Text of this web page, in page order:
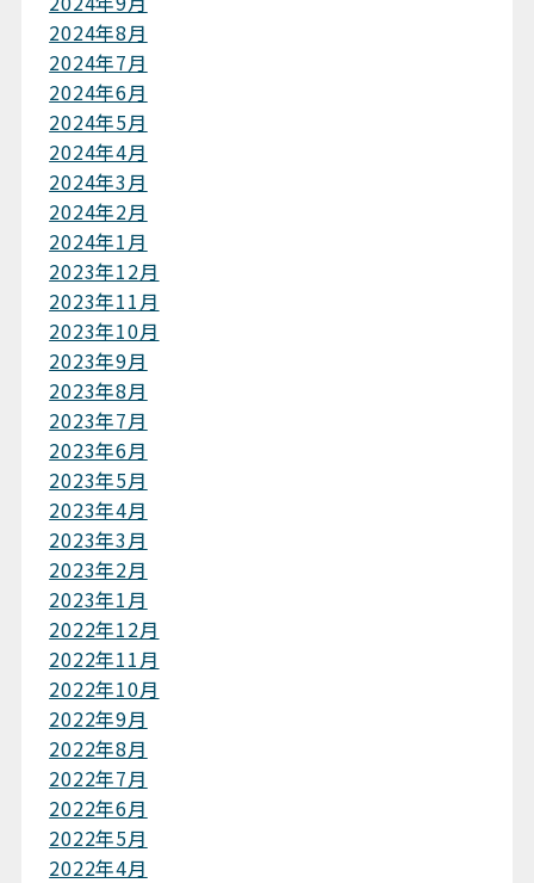
2024年8月
2024年7月
2024年6月
2024年5月
2024年4月
2024年3月
2024年2月
2024年1月
2023年12月
2023年11月
2023年10月
2023年9月
2023年8月
2023年7月
2023年6月
2023年5月
2023年4月
2023年3月
2023年2月
2023年1月
2022年12月
2022年11月
2022年10月
2022年9月
2022年8月
2022年7月
2022年6月
2022年5月
2022年4月